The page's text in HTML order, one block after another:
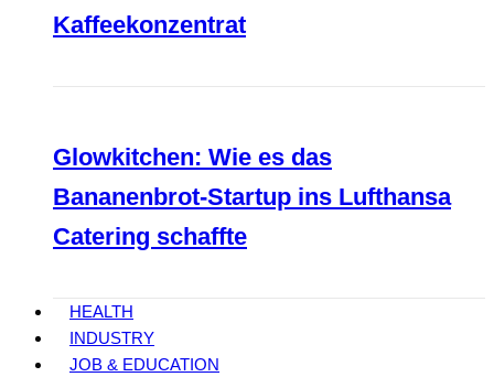
Kaffeekonzentrat
Glowkitchen: Wie es das
Bananenbrot-Startup ins Lufthansa
Catering schaffte
HEALTH
INDUSTRY
JOB & EDUCATION